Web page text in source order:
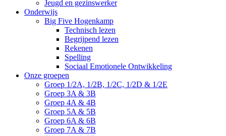
Jeugd en gezinswerker
Onderwijs
Big Five Hogenkamp
Technisch lezen
Begrijpend lezen
Rekenen
Spelling
Sociaal Emotionele Ontwikkeling
Onze groepen
Groep 1/2A, 1/2B, 1/2C, 1/2D & 1/2E
Groep 3A & 3B
Groep 4A & 4B
Groep 5A & 5B
Groep 6A & 6B
Groep 7A & 7B